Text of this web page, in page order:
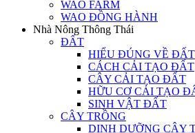
WAO FARM
WAO ĐỒNG HÀNH
Nhà Nông Thông Thái
ĐẤT
HIỂU ĐÚNG VỀ ĐẤT
CÁCH CẢI TẠO ĐẤT
CÂY CẢI TẠO ĐẤT
HỮU CƠ CẢI TẠO
SINH VẬT ĐẤT
CÂY TRỒNG
DINH DƯỠNG CÂY